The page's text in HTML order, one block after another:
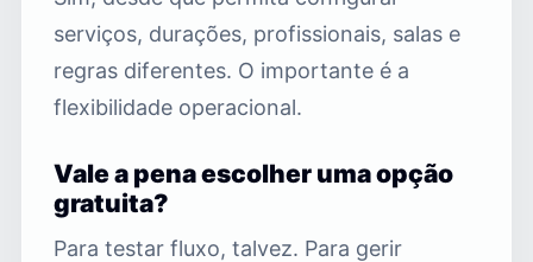
serviços, durações, profissionais, salas e
regras diferentes. O importante é a
flexibilidade operacional.
Vale a pena escolher uma opção
gratuita?
Para testar fluxo, talvez. Para gerir